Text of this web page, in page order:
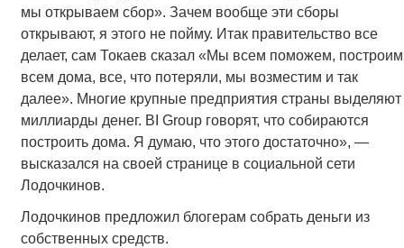
мы открываем сбор». Зачем вообще эти сборы
открывают, я этого не пойму. Итак правительство все
делает, сам Токаев сказал «Мы всем поможем, построим
всем дома, все, что потеряли, мы возместим и так
далее». Многие крупные предприятия страны выделяют
миллиарды денег. BI Group говорят, что собираются
построить дома. Я думаю, что этого достаточно», —
высказался на своей странице в социальной сети
Лодочкинов.
Лодочкинов предложил блогерам собрать деньги из
собственных средств.